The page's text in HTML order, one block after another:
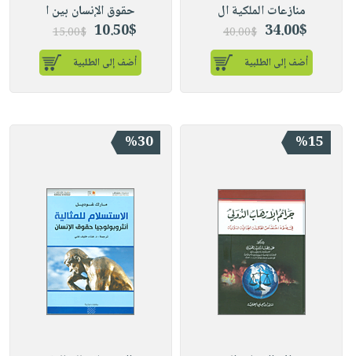
منازعات الملكية ال
34.00$
40.00$
أضف إلى الطلبية
حقوق الإنسان بين ا
10.50$
15.00$
أضف إلى الطلبية
%15
%30